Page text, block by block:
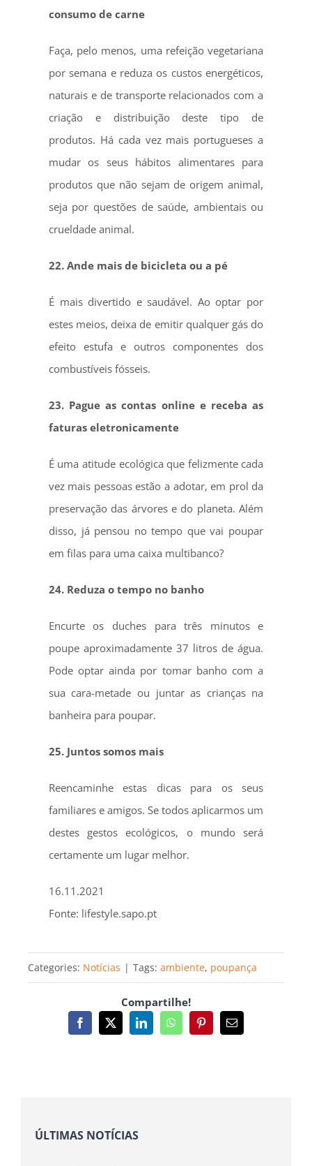
consumo de carne
Faça, pelo menos, uma refeição vegetariana
por semana e reduza os custos energéticos,
naturais e de transporte relacionados com a
criação e distribuição deste tipo de
produtos. Há cada vez mais portugueses a
mudar os seus hábitos alimentares para
produtos que não sejam de origem animal,
seja por questões de saúde, ambientais ou
crueldade animal.
22. Ande mais de bicicleta ou a pé
É mais divertido e saudável. Ao optar por
estes meios, deixa de emitir qualquer gás do
efeito estufa e outros componentes dos
combustíveis fósseis.
23. Pague as contas online e receba as
faturas eletronicamente
É uma atitude ecológica que felizmente cada
vez mais pessoas estão a adotar, em prol da
preservação das árvores e do planeta. Além
disso, já pensou no tempo que vai poupar
em filas para uma caixa multibanco?
24. Reduza o tempo no banho
Encurte os duches para três minutos e
poupe aproximadamente 37 litros de água.
Pode optar ainda por tomar banho com a
sua cara-metade ou juntar as crianças na
banheira para poupar.
25. Juntos somos mais
Reencaminhe estas dicas para os seus
familiares e amigos. Se todos aplicarmos um
destes gestos ecológicos, o mundo será
certamente um lugar melhor.
16.11.2021
Fonte: lifestyle.sapo.pt
Categories: Notícias | Tags: ambiente, poupança
Compartilhe!
Facebook
X LinkedInWhatsAppPinterestEmail
(necessário
ÚLTIMAS NOTÍCIAS